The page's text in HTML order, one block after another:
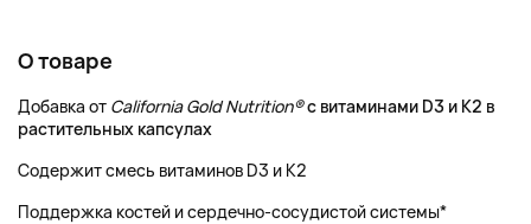
О товаре
Добавка от California Gold Nutrition®с витаминами D3 и K2 в
растительных капсулах
Содержит смесь витаминов D3 и K2
Поддержка костей и сердечно-сосудистой системы*